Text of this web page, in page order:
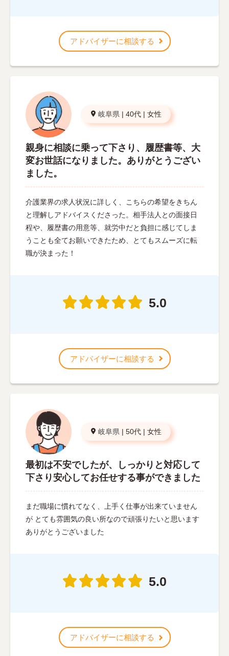
アドバイザーに相談する
岐阜県 | 40代 | 女性
親身に相談に乗って下さり、履歴書等、大
変お世話になりました。ありがとうござい
ました。
介護業界の求人状況に詳しく、こちらの希望をきちん
と理解しアドバイスくださった。相手法人との面接日
程や、履歴書の用意等、就労中だと負担に感じてしま
うことも全てお願いできたため、とてもスムーズに転
職が決まった！
5.0
アドバイザーに相談する
岐阜県 | 50代 | 女性
最初は不安でしたが、しっかりと対応して
下さり安心してお任せする事ができました
まだ職場に慣れてなく、上手く仕事が出来ていません
が とても雰囲気の良い所なので頑張りたいと思います
ありがとうございました
5.0
アドバイザーに相談する